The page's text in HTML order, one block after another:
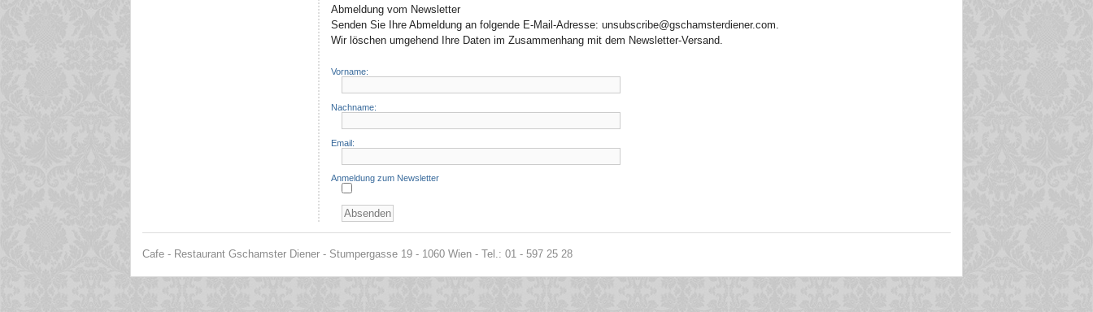
Abmeldung vom Newsletter
Senden Sie Ihre Abmeldung an folgende E-Mail-Adresse: unsubscribe@gschamsterdiener.com.
Wir löschen umgehend Ihre Daten im Zusammenhang mit dem Newsletter-Versand.
Vorname:
Nachname:
Email:
Anmeldung zum Newsletter
Cafe - Restaurant Gschamster Diener - Stumpergasse 19 - 1060 Wien - Tel.: 01 - 597 25 28